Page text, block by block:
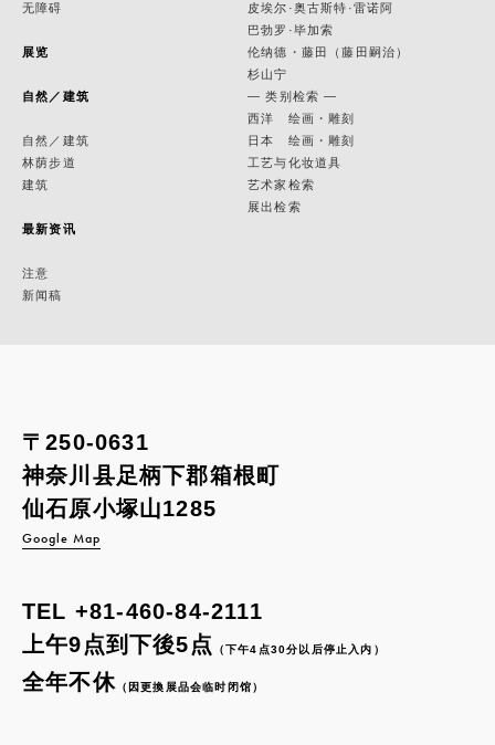
无障碍
展览
自然／建筑
自然／建筑
林荫步道
建筑
最新资讯
注意
新闻稿
皮埃尔·奥古斯特·雷诺阿
巴勃罗·毕加索
伦纳德・藤田（藤田嗣治）
杉山宁
— 类别检索 —
西洋 绘画・雕刻
日本 绘画・雕刻
工艺与化妆道具
艺术家检索
展出检索
〒250-0631
神奈川县足柄下郡箱根町
仙石原小塚山1285
Google Map
TEL +81-460-84-2111
上午9点到下後5点
（下午4点30分以后停止入内）
全年不休（因更換展品会临时闭馆）